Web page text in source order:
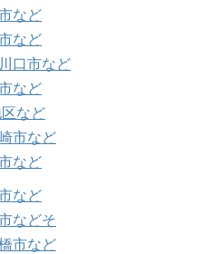
など
など
口市など
など
など
市など
など
など
などそ
市など